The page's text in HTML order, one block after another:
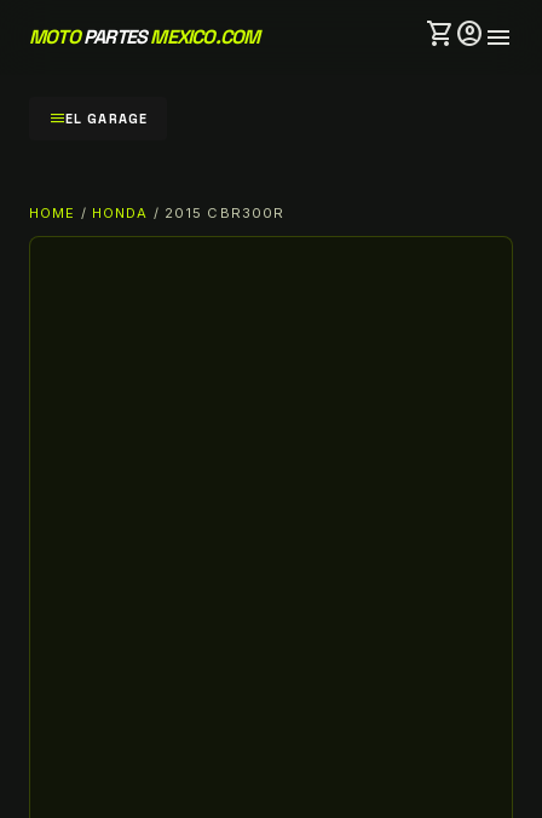
MOTOPARTESMEXICO.COM shopping_cartaccount_circlemenu
menuEL GARAGE
HOME / HONDA / 2015 CBR300R